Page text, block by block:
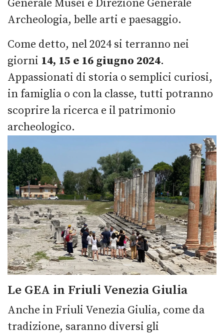
Generale Musei e Direzione Generale
Archeologia, belle arti e paesaggio.
Come detto, nel 2024 si terranno nei
giorni 14, 15 e 16 giugno 2024.
Appassionati di storia o semplici curiosi,
in famiglia o con la classe, tutti potranno
scoprire la ricerca e il patrimonio
archeologico.
Le GEA in Friuli Venezia Giulia
Anche in Friuli Venezia Giulia, come da
tradizione, saranno diversi gli